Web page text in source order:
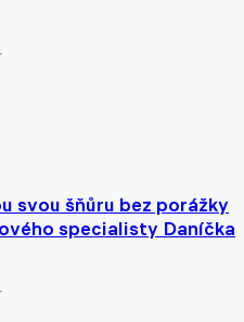
svou šňůru bez porážky
specialisty Daníčka